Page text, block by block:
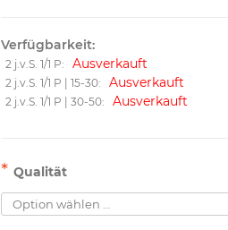
Verfügbarkeit:
2 j.v.S. 1/1 P: Ausverkauft
2 j.v.S. 1/1 P | 15-30: Ausverkauft
2 j.v.S. 1/1 P | 30-50: Ausverkauft
* Qualität